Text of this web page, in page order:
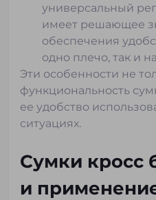
универсальный
имеет решающее
обеспечения
одно плечо, так и
Эти особенности не
функциональность
ее удобство
ситуациях.
Сумки кросс
и